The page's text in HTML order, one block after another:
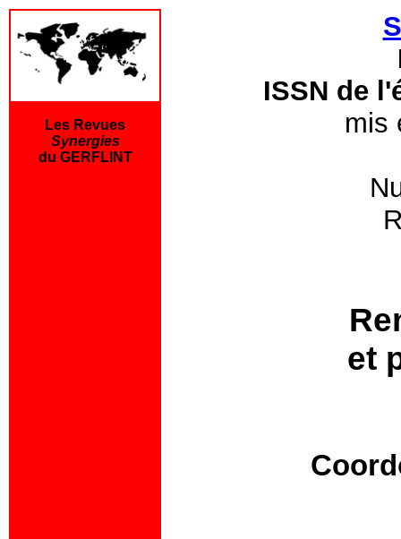
Les Revues
Synergies
du GERFLINT
ISSN de
mis
et